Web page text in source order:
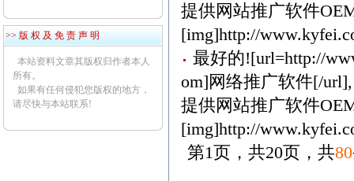
>> 版 权 及 免 责 声 明
本站资料文章其版权归作者本人
所有。
如果有任何侵犯您版权的地方，
请尽快与本站联系!
提供网站推广软件
[img]http://
最好的![url=http://
om]网络推广软件[/url],
提供网站推广软件
[img]http://
第1页，共20页，共80